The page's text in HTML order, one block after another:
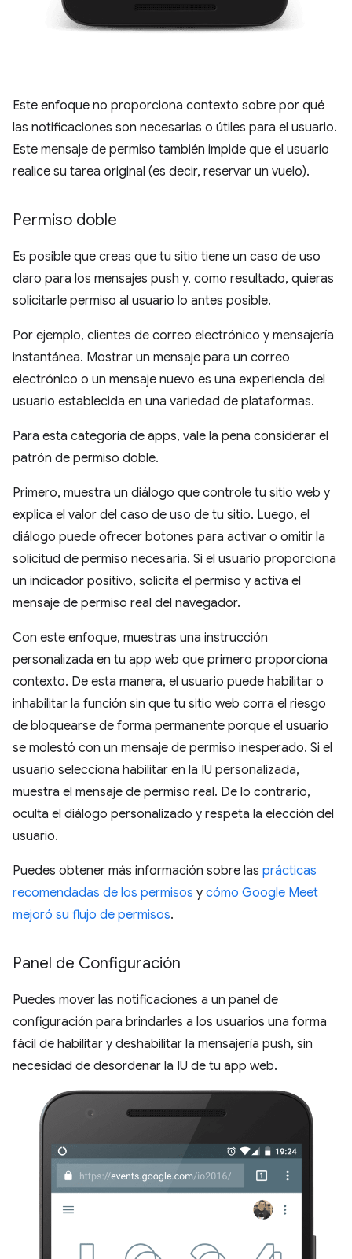
Este enfoque no proporciona contexto sobre por qué
las notificaciones son necesarias o útiles para el usuario.
Este mensaje de permiso también impide que el usuario
realice su tarea original (es decir, reservar un vuelo).
Permiso doble
Es posible que creas que tu sitio tiene un caso de uso
claro para los mensajes push y, como resultado, quieras
solicitarle permiso al usuario lo antes posible.
Por ejemplo, clientes de correo electrónico y mensajería
instantánea. Mostrar un mensaje para un correo
electrónico o un mensaje nuevo es una experiencia del
usuario establecida en una variedad de plataformas.
Para esta categoría de apps, vale la pena considerar el
patrón de permiso doble.
Primero, muestra un diálogo que controle tu sitio web y
explica el valor del caso de uso de tu sitio. Luego, el
diálogo puede ofrecer botones para activar o omitir la
solicitud de permiso necesaria. Si el usuario proporciona
un indicador positivo, solicita el permiso y activa el
mensaje de permiso real del navegador.
Con este enfoque, muestras una instrucción
personalizada en tu app web que primero proporciona
contexto. De esta manera, el usuario puede habilitar o
inhabilitar la función sin que tu sitio web corra el riesgo
de bloquearse de forma permanente porque el usuario
se molestó con un mensaje de permiso inesperado. Si el
usuario selecciona habilitar en la IU personalizada,
muestra el mensaje de permiso real. De lo contrario,
oculta el diálogo personalizado y respeta la elección del
usuario.
Puedes obtener más información sobre las prácticas
recomendadas de los permisos y cómo Google Meet
mejoró su flujo de permisos.
Panel de Configuración
Puedes mover las notificaciones a un panel de
configuración para brindarles a los usuarios una forma
fácil de habilitar y deshabilitar la mensajería push, sin
necesidad de desordenar la IU de tu app web.